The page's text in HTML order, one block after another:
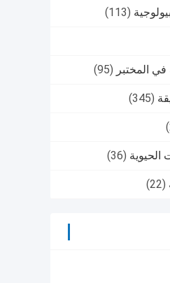
(113)
المختبر (95)
(345)
الحيوية (36)
(22)